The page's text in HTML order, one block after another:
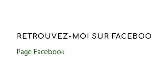
RETROUVEZ-MOI SUR
Page Facebook